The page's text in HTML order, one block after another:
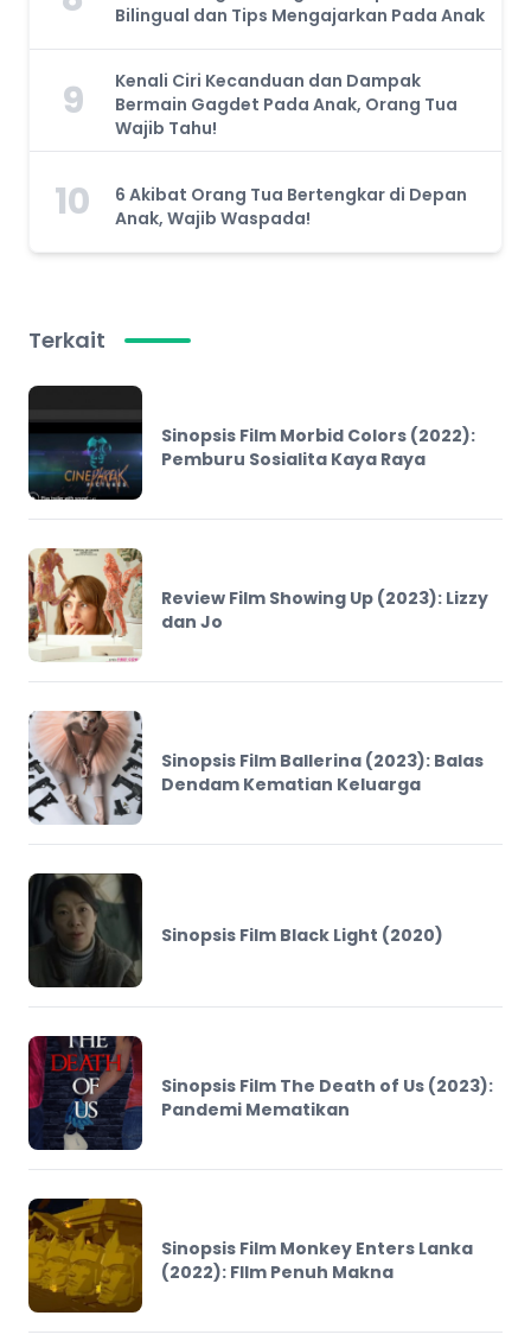
Bilingual dan Tips Mengajarkan Pada Anak
9
Kenali Ciri Kecanduan dan Dampak
Bermain Gagdet Pada Anak, Orang Tua
Wajib Tahu!
10
6 Akibat Orang Tua Bertengkar di Depan
Anak, Wajib Waspada!
Terkait
Sinopsis Film Morbid Colors (2022):
Pemburu Sosialita Kaya Raya
Review Film Showing Up (2023): Lizzy
dan Jo
Sinopsis Film Ballerina (2023): Balas
Dendam Kematian Keluarga
Sinopsis Film Black Light (2020)
Sinopsis Film The Death of Us (2023):
Pandemi Mematikan
Sinopsis Film Monkey Enters Lanka
(2022): FIlm Penuh Makna